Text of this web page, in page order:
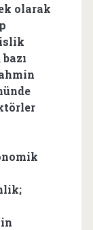
olarak